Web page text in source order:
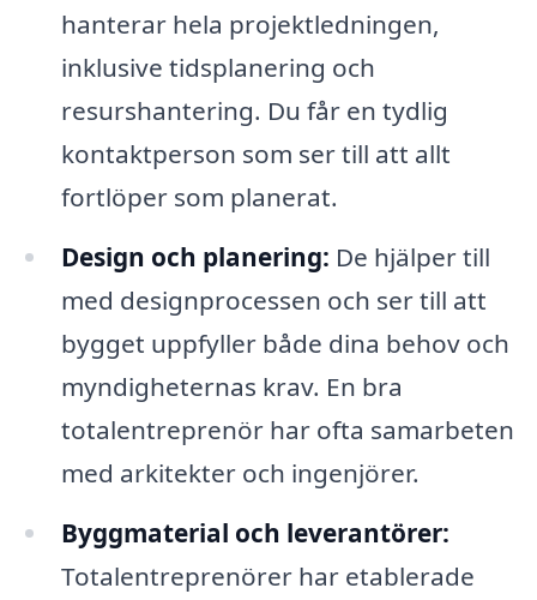
hanterar hela projektledningen,
inklusive tidsplanering och
resurshantering. Du får en tydlig
kontaktperson som ser till att allt
fortlöper som planerat.
Design och planering: De hjälper till
med designprocessen och ser till att
bygget uppfyller både dina behov och
myndigheternas krav. En bra
totalentreprenör har ofta samarbeten
med arkitekter och ingenjörer.
Byggmaterial och leverantörer:
Totalentreprenörer har etablerade